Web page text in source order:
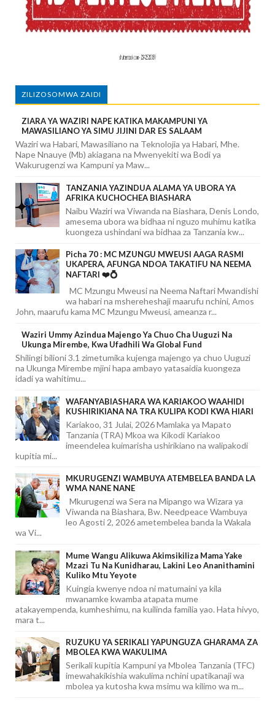
ZILIZOSOMWA ZAIDI
ZIARA YA WAZIRI NAPE KATIKA MAKAMPUNI YA
MAWASILIANO YA SIMU JIJINI DAR ES SALAAM
Waziri wa Habari, Mawasiliano na Teknolojia ya Habari, Mhe.
Nape Nnauye (Mb) akiagana na Mwenyekiti wa Bodi ya
Wakurugenzi wa Kampuni ya Maw...
TANZANIA YAZINDUA ALAMA YA UBORA YA
AFRIKA KUCHOCHEA BIASHARA
Naibu Waziri wa Viwanda na Biashara, Denis Londo,
amesema ubora wa bidhaa ni nguzo muhimu katika
kuongeza ushindani wa bidhaa za Tanzania kw...
Picha 70 : MC MZUNGU MWEUSI AAGA RASMI
UKAPERA, AFUNGA NDOA TAKATIFU NA NEEMA
NAFTARI ❤️💍
MC Mzungu Mweusi na Neema Naftari Mwandishi
wa habari na mshereheshaji maarufu nchini, Amos
John, maarufu kama MC Mzungu Mweusi, ameanza r...
Waziri Ummy Azindua Majengo Ya Chuo Cha Uuguzi Na
Ukunga Mirembe, Kwa Ufadhili Wa Global Fund
Shilingi bilioni 3.1 zimetumika kujenga majengo ya chuo Uuguzi
na Ukunga Mirembe mjini hapa ambayo yatasaidia kuongeza
idadi ya wahitimu...
WAFANYABIASHARA WA KARIAKOO WAAHIDI
KUSHIRIKIANA NA TRA KULIPA KODI KWA HIARI
Kariakoo, 31 Julai, 2026 Mamlaka ya Mapato
Tanzania (TRA) Mkoa wa Kikodi Kariakoo
imeendelea kuimarisha ushirikiano na walipakodi
kupitia mi...
MKURUGENZI WAMBUYA ATEMBELEA BANDA LA
WMA NANE NANE
Mkurugenzi wa Sera na Mipango wa Wizara ya
Viwanda na Biashara, Bw. Needpeace Wambuya
leo Agosti 2, 2026 ametembelea banda la Wakala
wa Vi...
Mume Wangu Alikuwa Akimsikiliza Mama Yake
Mzazi Tu Na Kunidharau, Lakini Leo Ananithamini
Kuliko Mtu Yeyote
Kuingia kwenye ndoa ni matumaini ya kila
mwanamke kwamba atapata mume
atakayempenda, kumheshimu, na kuilinda familia yao. Hata hivyo,
mara t...
RUZUKU YA SERIKALI YAPUNGUZA GHARAMA ZA
MBOLEA KWA WAKULIMA
Serikali kupitia Kampuni ya Mbolea Tanzania (TFC)
imewahakikishia wakulima nchini upatikanaji wa
mbolea ya kutosha kwa msimu wa kilimo wa m...